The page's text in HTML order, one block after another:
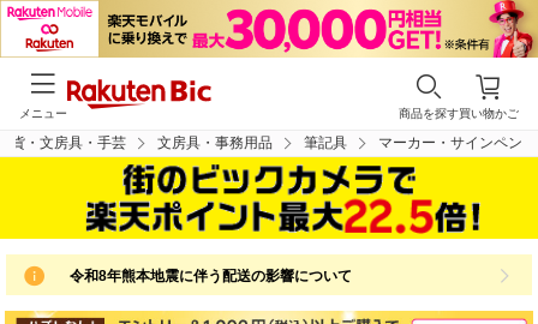
買い物かご
商品を探す
メニュー
貨・文房具・手芸 文房具・事務用品 筆記具 マーカー・サインペン
令和8年熊本地震に伴う配送の影響について